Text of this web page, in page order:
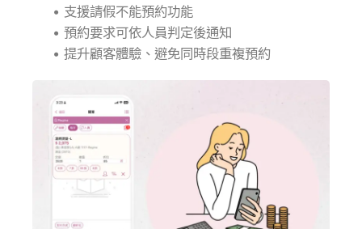
• 支援請假不能預約功能
• 預約要求可依人員判定後通知
• 提升顧客體驗、避免同時段重複預約